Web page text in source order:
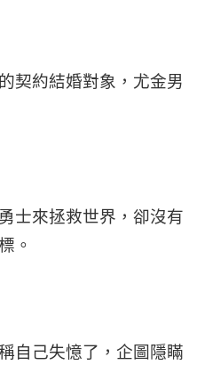
契約結婚對象，尤金男
士來拯救世界，卻沒有
。
自己失憶了，企圖隱瞞